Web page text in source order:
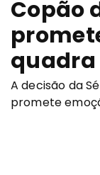
Copão
quadra
A decisão da
promete